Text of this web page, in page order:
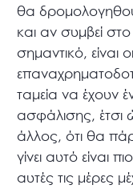
θα
και αν συμβεί
σημαντικό, είναι
ταμεία να έχουν
ασφάλισης, έτσι
άλλος, ότι θα
γίνει αυτό είναι
αυτές τις μέρες